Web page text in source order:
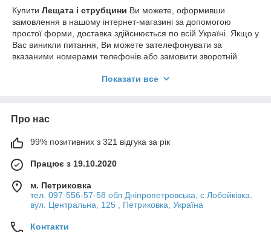
Купити Лещата і струбцини Ви можете, оформивши
замовлення в нашому інтернет-магазині за допомогою
простої форми, доставка здійснюється по всій Україні. Якщо у
Вас виникли питання, Ви можете зателефонувати за
вказаними номерами телефонів або замовити зворотній
докладні консультації та допоможуть зробити правильний
Показати все
Про нас
99% позитивних з 321 відгука за рік
Працює з 19.10.2020
м. Петриковка
тел. 097-556-57-58 обл Дніпропетровська, с.Лобойківка,
вул. Центральна, 125 , Петриковка, Україна
Контакти